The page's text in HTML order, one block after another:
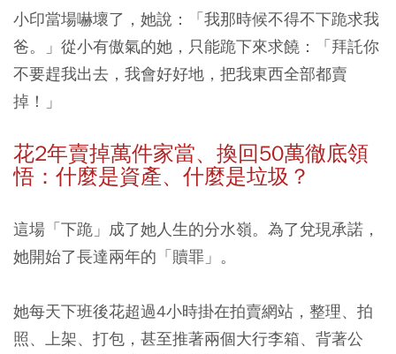
小印當場嚇壞了，她說：「我那時候不得不下跪求我
爸。」從小有傲氣的她，只能跪下來求饒：「拜託你
不要趕我出去，我會好好地，把我東西全部都賣
掉！」
花2年賣掉萬件家當、換回50萬徹底領
悟：什麼是資產、什麼是垃圾？
這場「下跪」成了她人生的分水嶺。為了兌現承諾，
她開始了長達兩年的「贖罪」。
她每天下班後花超過4小時掛在拍賣網站，整理、拍
照、上架、打包，甚至推著兩個大行李箱、背著公